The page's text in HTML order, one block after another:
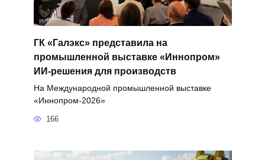
ГК «Галэкс» представила на
промышленной выставке «Иннопром»
ИИ-решения для производств
На Международной промышленной выставке
«Иннопром-2026»
166